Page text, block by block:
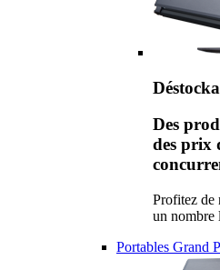
Des
des prix
Profitez de
un nombre
Portables Grand